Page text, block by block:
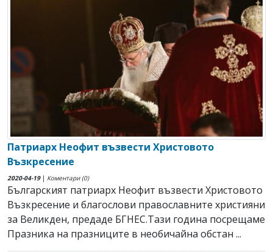
Патриарх Неофит възвести Христовото
Възкресение
2020-04-19| Коментари (0)
Българският патриарх Неофит възвести Христовото
Възкресение и благослови православните християни
за Великден, предаде БГНЕС.Тази година посрещаме
Празника на празниците в необичайна обстан ...